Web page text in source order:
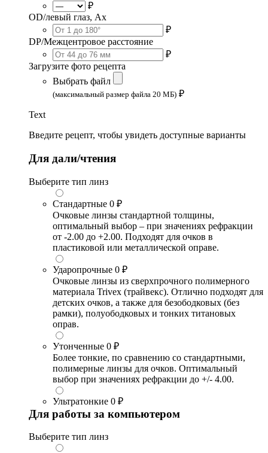
₽
OD/левый глаз, Ax
₽
DP/Межцентровое расстояние
₽
Загрузите фото рецепта
Выбрать файл
(максимальный размер файла 20 МБ) ₽
Text
Введите рецепт, чтобы увидеть доступные варианты
Для дали/чтения
Выберите тип линз
Стандартные 0 ₽
Очковые линзы стандартной толщины,
оптимальный выбор – при значениях рефракции
от -2.00 до +2.00. Подходят для очков в
пластиковой или металлической оправе.
Ударопрочные 0 ₽
Очковые линзы из сверхпрочного полимерного
материала Trivex (трайвекс). Отлично подходят для
детских очков, а также для безободковых (без
рамки), полуободковых и тонких титановых
оправ.
Утонченные 0 ₽
Более тонкие, по сравнению со стандартными,
полимерные линзы для очков. Оптимальный
выбор при значениях рефракции до +/- 4.00.
Ультратонкие 0 ₽
Для работы за компьютером
Выберите тип линз